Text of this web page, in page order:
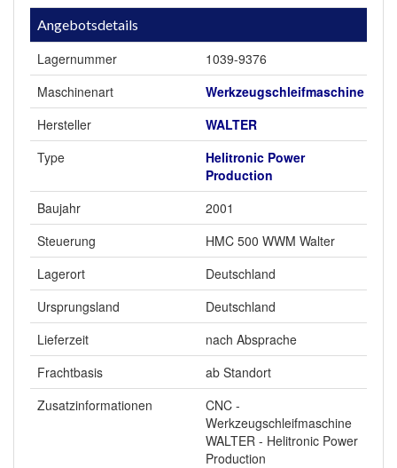
Angebotsdetails
Lagernummer
1039-9376
Maschinenart
Werkzeugschleifmaschine
Hersteller
WALTER
Type
Helitronic Power
Production
Baujahr
2001
Steuerung
HMC 500 WWM Walter
Lagerort
Deutschland
Ursprungsland
Deutschland
Lieferzeit
nach Absprache
Frachtbasis
ab Standort
Zusatzinformationen
CNC -
Werkzeugschleifmaschine
WALTER - Helitronic Power
Production